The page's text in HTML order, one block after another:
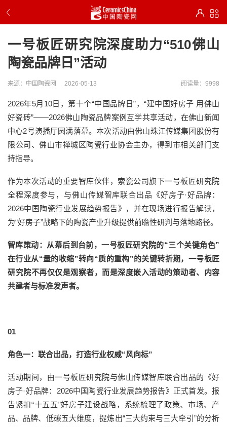
一号板匠研究院深度助力“510佛山
陶瓷品牌日”活动
来源：中国陶瓷网 2026-05-13 阅读量：9998
2026年5月10日，第十个“中国品牌日”，“建中国好房子 用佛山
好瓷砖”——2026佛山陶瓷品牌案例互学共享活动，在佛山新闻
中心2号演播厅圆满落幕。本次活动由佛山珠江传媒集团股份有
限公司、佛山市禅城区陶瓷行业协会主办，得到市相关部门支
持指导。
作为本次活动的重要智库伙伴，索瓷公司旗下一号板匠研究院
全程深度参与，与佛山传媒智库联合出品《好房子·好品牌：
2026中国陶瓷行业发展趋势报告》，并在现场进行报告解读，
为“好房子”战略下的陶瓷产业升级提供前瞻性研判与落地路径。
智库策动：从幕后到台前，一号板匠研究院的“三个关键角色”
在行业从“量的收缩”转向“质的重构”的关键转折期，一号板匠
研究院不再仅仅是观察者，而是深度嵌入活动的策动者、内容
共建者与标准发声者。
01
角色一：联合出品，打造行业权威“风向标”
活动期间，由一号板匠研究院与佛山传媒智库联合出品的《好
房子·好品牌：2026中国陶瓷行业发展趋势报告》正式首发。报
告紧扣“十五五”好房子建设战略，系统梳理了政策、市场、产
品、品牌、低碳五大维度，提炼出“三大约束与三大牵引”的分析